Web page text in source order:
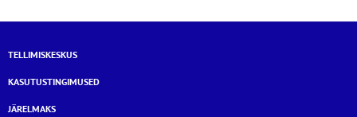
TELLIMISKESKUS
KASUTUSTINGIMUSED
JÄRELMAKS